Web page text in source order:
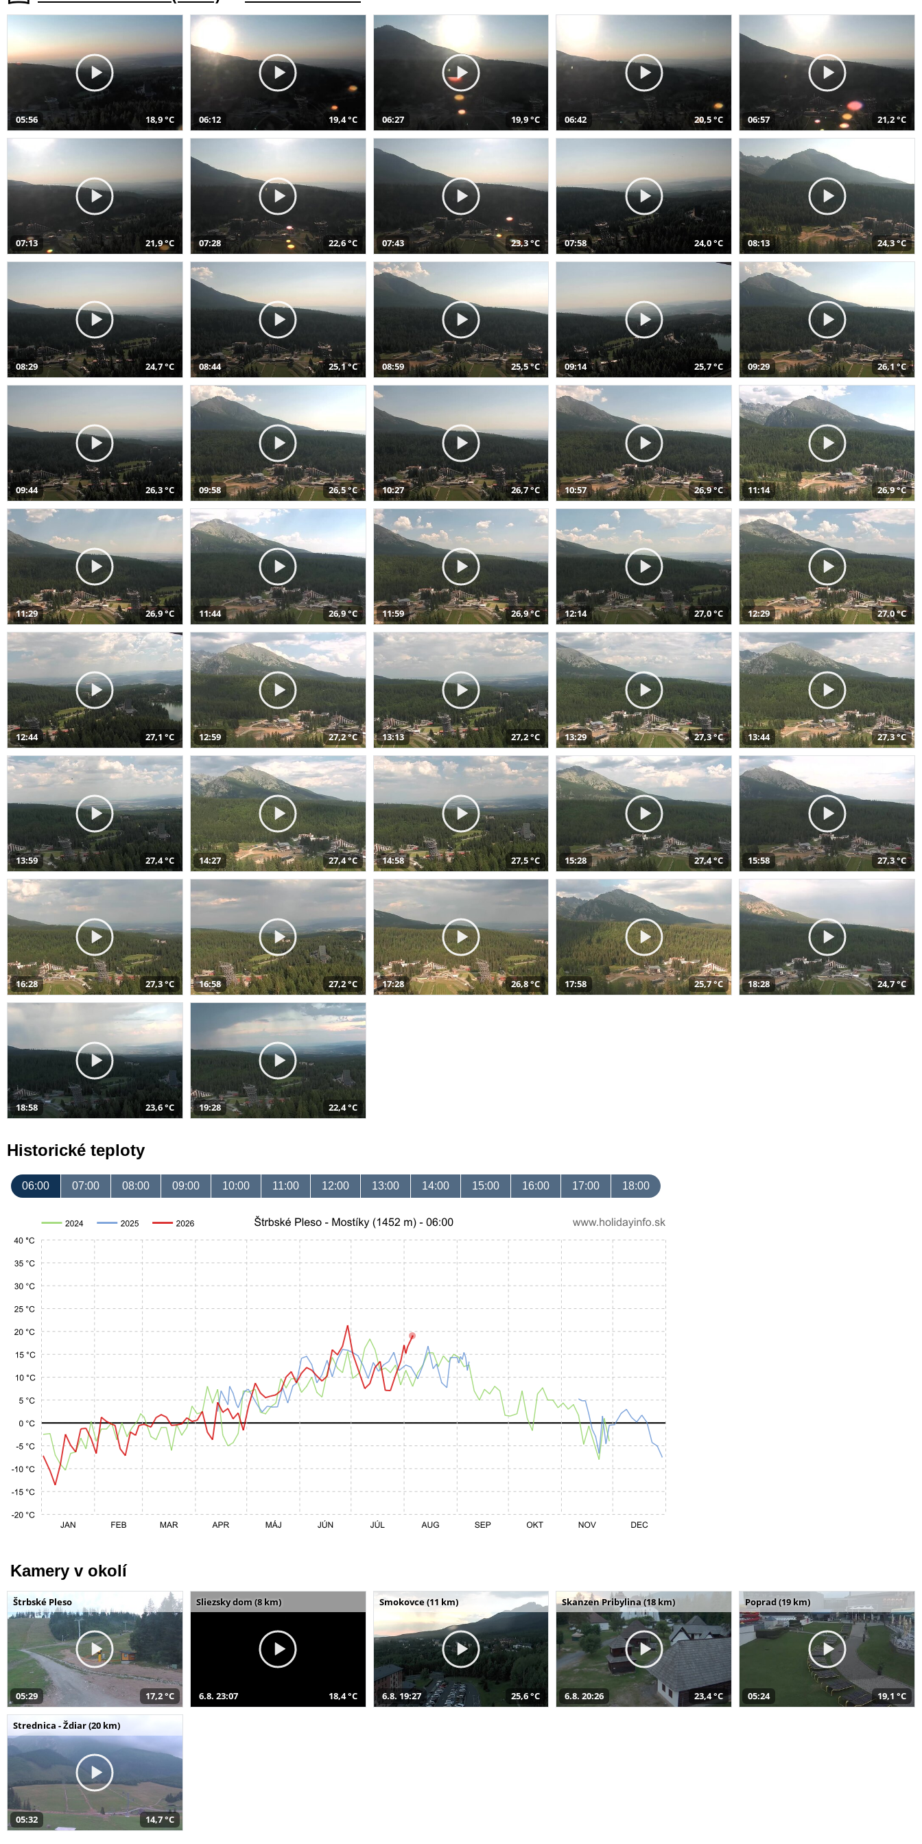
05:56 18,9 °C 06:12 19,4 °C 06:27 19,9 °C 06:42 20,5 °C 06:57 21,2 °C
07:13 21,9 °C 07:28 22,6 °C 07:43 23,3 °C 07:58 24,0 °C 08:13 24,3 °C
08:29 24,7 °C 08:44 25,1 °C 08:59 25,5 °C 09:14 25,7 °C 09:29 26,1 °C
09:44 26,3 °C 09:58 26,5 °C 10:27 26,7 °C 10:57 26,9 °C 11:14 26,9 °C
11:29 26,9 °C 11:44 26,9 °C 11:59 26,9 °C 12:14 27,0 °C 12:29 27,0 °C
12:44 27,1 °C 12:59 27,2 °C 13:13 27,2 °C 13:29 27,3 °C 13:44 27,3 °C
13:59 27,4 °C 14:27 27,4 °C 14:58 27,5 °C 15:28 27,4 °C 15:58 27,3 °C
16:28 27,3 °C 16:58 27,2 °C 17:28 26,8 °C 17:58 25,7 °C 18:28 24,7 °C
18:58 23,6 °C 19:28 22,4 °C
Historické teploty
06:00 07:00 08:00 09:00 10:00 11:00 12:00 13:00 14:00 15:00 16:00 17:00 18:00
Kamery v okolí
Štrbské Pleso
05:29 17,2 °C
Sliezsky dom (8 km)
6.8. 23:07 18,4 °C
Smokovce (11 km)
6.8. 19:27 25,6 °C
Skanzen Pribylina (18 km)
6.8. 20:26 23,4 °C
Poprad (19 km)
05:24 19,1 °C
Strednica - Ždiar (20 km)
05:32 14,7 °C